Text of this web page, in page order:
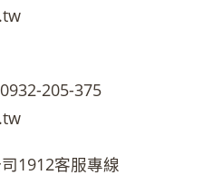
205-375
1912客服專線